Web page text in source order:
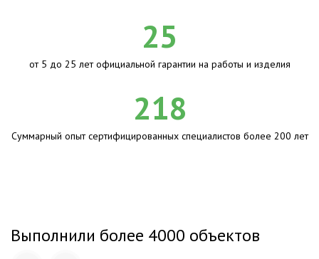
25
от 5 до 25 лет официальной гарантии на работы и изделия
218
Суммарный опыт сертифицированных специалистов более 200 лет
Выполнили более 4000 объектов